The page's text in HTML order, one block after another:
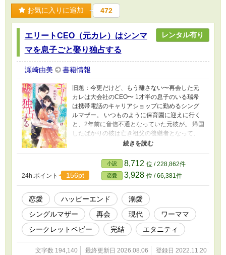
お気に入りに追加 472
エリートCEO（元カレ）はシンマ
マを息子ごと娶り独占する
レンタル有り
瀬崎由美 書籍情報
旧題：今更だけど、もう離さない〜再会した元
カレは大会社のCEO〜 1才半の息子のいる瑞希
は携帯電話のキャリアショップに勤めるシング
ルマザー。 いつものように保育園に迎えに行く
と、2年前に音信不通となっていた元彼が。 帰国
したばかりの彼は亡き祖父の後継者となって、
大会社のCEOに就任していた。 ずっと連絡出来
なかったことを謝罪され、これからは守らせて
下さいと求婚され戸惑う瑞希。 ★第17回恋愛
小説大賞で奨励賞をいただきました。
24h.ポイント
156pt
小説 8,712 位 / 228,862件
恋愛 3,928 位 / 66,381件
恋愛 ハッピーエンド
溺愛
シングルマザー
再会 現代
ワーママ
シークレットベビー
完結 エタニティ
文字数 194,140 最終更新日 2026.08.06 登録日 2022.11.20